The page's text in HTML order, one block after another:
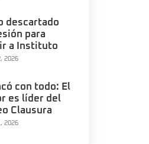
descartado
para
a Instituto
2026
con todo: El
es líder del
Clausura
2026